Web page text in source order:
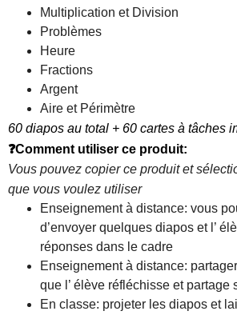
Multiplication et Division
Problèmes
Heure
Fractions
Argent
Aire et Périmètre
60 diapos au total + 60 cartes à tâches
❓Comment utiliser ce produit:
Vous pouvez copier ce produit et
que vous voulez utiliser
Enseignement à distance: vous
d’envoyer quelques diapos et l’
réponses dans le cadre
Enseignement à distance:
que l’ élève réfléchisse et partage
En classe: projeter les diapos et